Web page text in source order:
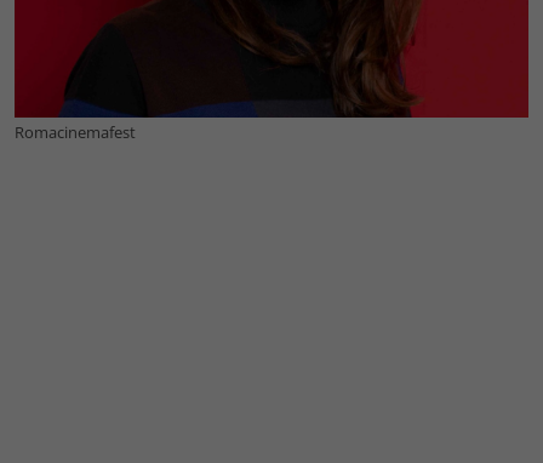
Romacinemafest